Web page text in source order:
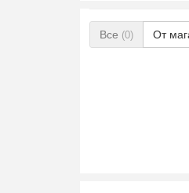
Все (0) От